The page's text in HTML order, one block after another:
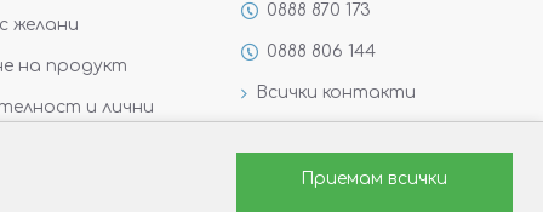
желани
на продукт
и лични
0888 870 173
0888 806 144
Всички контакти
Защо да изберете Victoria
Приемам всички